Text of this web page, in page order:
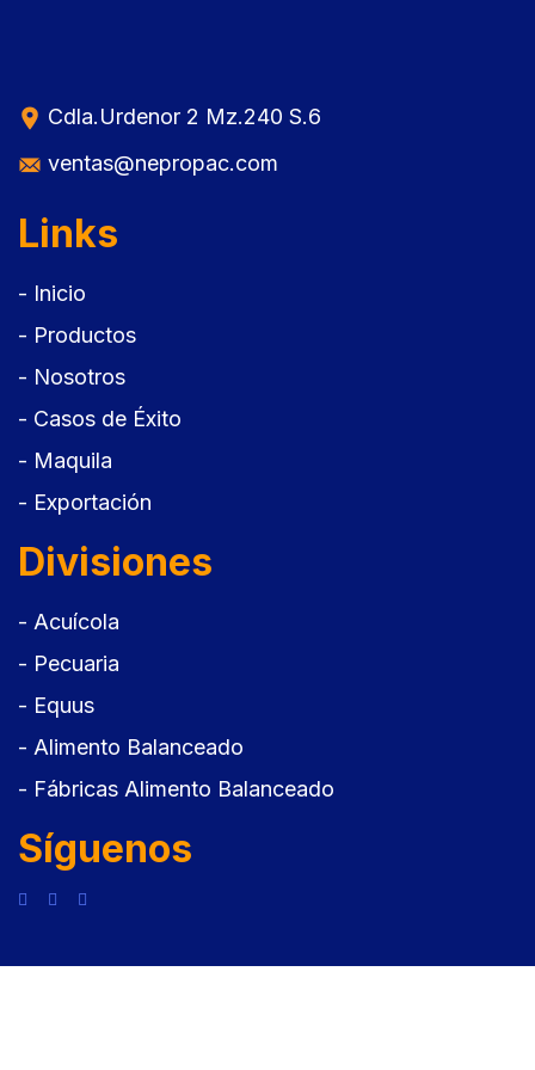
navigation
Skip
content
Cdla.Urdenor 2 Mz.240 S.6
ventas@nepropac.com
Links
- Inicio
- Productos
- Nosotros
- Casos de Éxito
- Maquila
- Exportación
Divisiones
- Acuícola
- Pecuaria
- Equus
- Alimento Balanceado
- Fábricas Alimento Balanceado
Síguenos